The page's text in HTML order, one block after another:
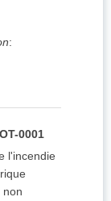
:
0001
l'incendie
non